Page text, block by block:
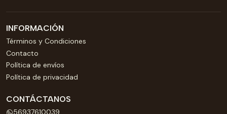
INFORMACIÓN
Términos y Condiciones
Contacto
Política de envíos
Política de privacidad
CONTÁCTANOS
56937610039